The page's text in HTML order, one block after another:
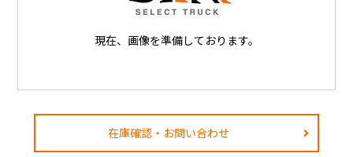
現在、画像を準備しております。
在庫確認・お問い合わせ